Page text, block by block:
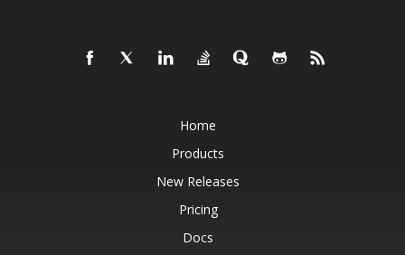
Home
Products
New Releases
Pricing
Docs